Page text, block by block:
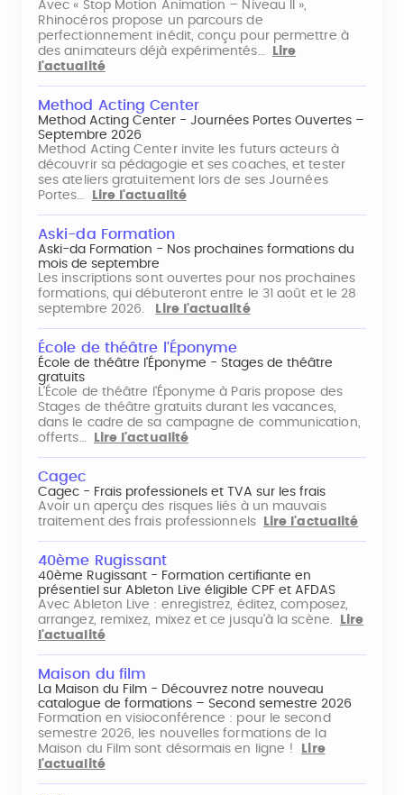
Avec « Stop Motion Animation – Niveau II »,
Rhinocéros propose un parcours de
perfectionnement inédit, conçu pour permettre à
des animateurs déjà expérimentés…
Lire
l'actualité
Method Acting Center
Method Acting Center - Journées Portes Ouvertes –
Septembre 2026
Method Acting Center invite les futurs acteurs à
découvrir sa pédagogie et ses coaches, et tester
ses ateliers gratuitement lors de ses Journées
Portes…
Lire l'actualité
Aski-da Formation
Aski-da Formation - Nos prochaines formations du
mois de septembre
Les inscriptions sont ouvertes pour nos prochaines
formations, qui débuteront entre le 31 août et le 28
septembre 2026.
Lire l'actualité
École de théâtre l'Éponyme
École de théâtre l'Éponyme - Stages de théâtre
gratuits
L'École de théâtre l'Éponyme à Paris propose des
Stages de théâtre gratuits durant les vacances,
dans le cadre de sa campagne de communication,
offerts…
Lire l'actualité
Cagec
Cagec - Frais professionels et TVA sur les frais
Avoir un aperçu des risques liés à un mauvais
traitement des frais professionnels
Lire l'actualité
40ème Rugissant
40ème Rugissant - Formation certifiante en
présentiel sur Ableton Live éligible CPF et AFDAS
Avec Ableton Live : enregistrez, éditez, composez,
arrangez, remixez, mixez et ce jusqu'à la scène.
Lire
l'actualité
Maison du film
La Maison du Film - Découvrez notre nouveau
catalogue de formations – Second semestre 2026
Formation en visioconférence : pour le second
semestre 2026, les nouvelles formations de la
Maison du Film sont désormais en ligne !
Lire
l'actualité